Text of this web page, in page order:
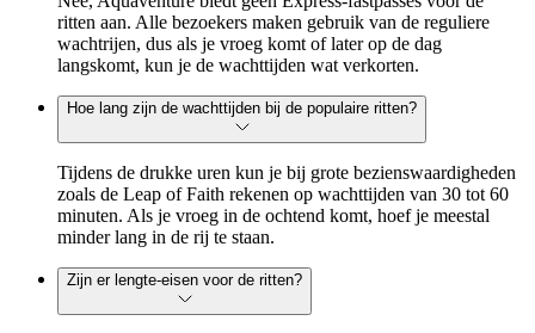
ritten aan. Alle bezoekers maken gebruik van de reguliere
wachtrijen, dus als je vroeg komt of later op de dag
langskomt, kun je de wachttijden wat verkorten.
Hoe lang zijn de wachttijden bij de populaire ritten?
Tijdens de drukke uren kun je bij grote bezienswaardigheden
zoals de Leap of Faith rekenen op wachttijden van 30 tot 60
minuten. Als je vroeg in de ochtend komt, hoef je meestal
minder lang in de rij te staan.
Zijn er lengte-eisen voor de ritten?